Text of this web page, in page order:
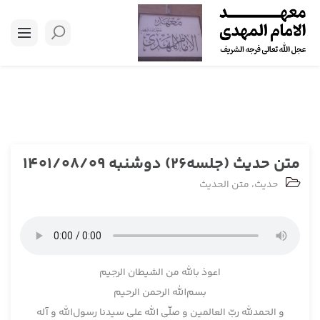
متن حدیث (جلسه26) دوشنبه 1401/08/09
حدیث، متن الحدیث
اعوذ بالله من الشيطان الرجيم
بسم‌‌الله الرحمن الرحيم
و الحمدلله ربّ العالمين و صلّی الله علی سيدنا رسول‌‌الله و آله